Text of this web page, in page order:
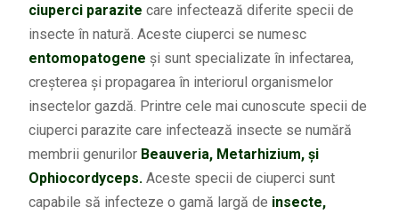
ciuperci parazite care infectează diferite specii de
insecte în natură. Aceste ciuperci se numesc
entomopatogene și sunt specializate în infectarea,
creșterea și propagarea în interiorul organismelor
insectelor gazdă. Printre cele mai cunoscute specii de
ciuperci parazite care infectează insecte se numără
membrii genurilor Beauveria, Metarhizium, și
Ophiocordyceps. Aceste specii de ciuperci sunt
capabile să infecteze o gamă largă de insecte,